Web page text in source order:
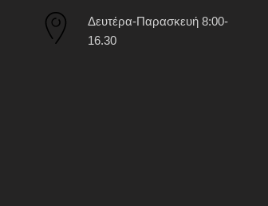
Δευτέρα-Παρασκευή 8:00-
16.30